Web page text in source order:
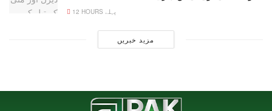
12 HOURS پہلے
مزید خبریں